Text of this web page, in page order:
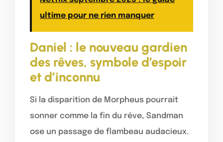
ultime pour ne rien manquer
Daniel : le nouveau gardien
des rêves, symbole d’espoir
et d’inconnu
Si la disparition de Morpheus pourrait
sonner comme la fin du rêve, Sandman
ose un passage de flambeau audacieux.